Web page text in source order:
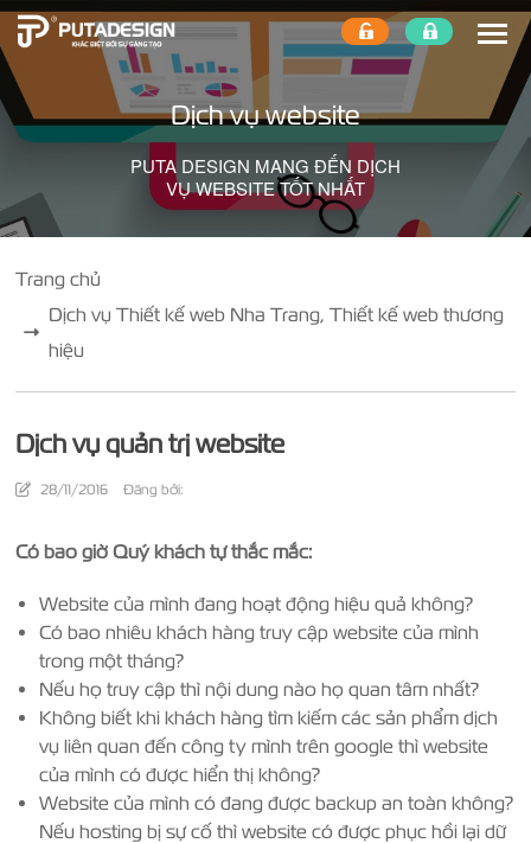
Dịch vụ website
PUTA DESIGN MANG ĐẾN DỊCH
VỤ WEBSITE TỐT NHẤT
Trang chủ
Dịch vụ Thiết kế web Nha Trang, Thiết kế web thương
hiệu
Dịch vụ quản trị website
28/11/2016 Đăng bởi:
Có bao giờ Quý khách tự thắc mắc:
Website của mình đang hoạt động hiệu quả không?
Có bao nhiêu khách hàng truy cập website của mình
trong một tháng?
Nếu họ truy cập thì nội dung nào họ quan tâm nhất?
Không biết khi khách hàng tìm kiếm các sản phẩm dịch
vụ liên quan đến công ty mình trên google thì website
của mình có được hiển thị không?
Website của mình có đang được backup an toàn không?
Nếu hosting bị sự cố thì website có được phục hồi lại dữ